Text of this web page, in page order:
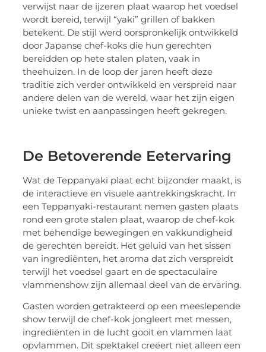
verwijst naar de ijzeren plaat waarop het voedsel
wordt bereid, terwijl “yaki” grillen of bakken
betekent. De stijl werd oorspronkelijk ontwikkeld
door Japanse chef-koks die hun gerechten
bereidden op hete stalen platen, vaak in
theehuizen. In de loop der jaren heeft deze
traditie zich verder ontwikkeld en verspreid naar
andere delen van de wereld, waar het zijn eigen
unieke twist en aanpassingen heeft gekregen.
De Betoverende Eetervaring
Wat de Teppanyaki plaat echt bijzonder maakt, is
de interactieve en visuele aantrekkingskracht. In
een Teppanyaki-restaurant nemen gasten plaats
rond een grote stalen plaat, waarop de chef-kok
met behendige bewegingen en vakkundigheid
de gerechten bereidt. Het geluid van het sissen
van ingrediënten, het aroma dat zich verspreidt
terwijl het voedsel gaart en de spectaculaire
vlammenshow zijn allemaal deel van de ervaring.
Gasten worden getrakteerd op een meeslepende
show terwijl de chef-kok jongleert met messen,
ingrediënten in de lucht gooit en vlammen laat
opvlammen. Dit spektakel creëert niet alleen een